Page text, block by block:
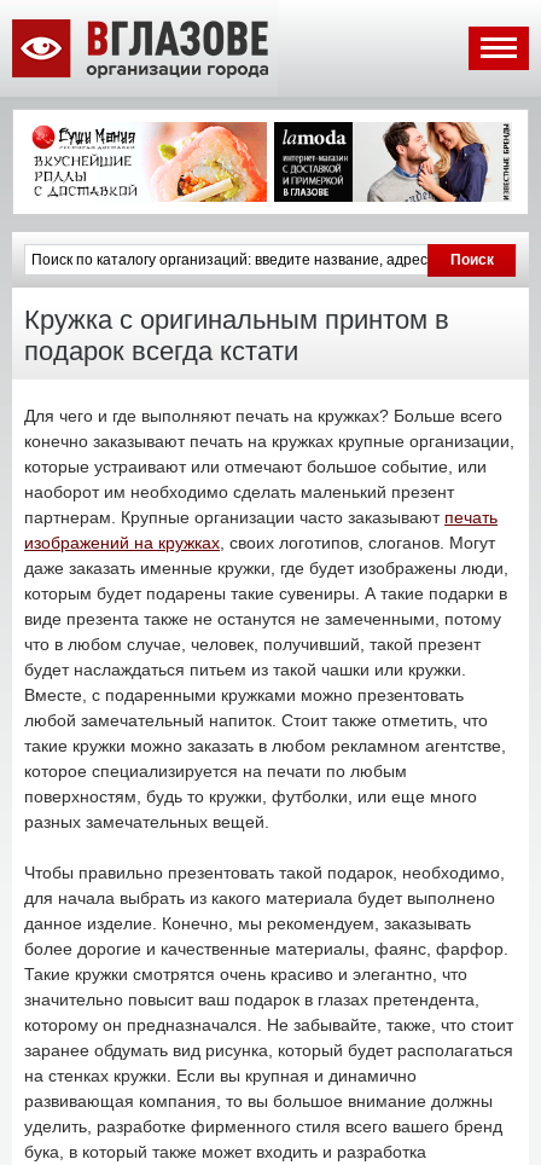
Кружка с оригинальным принтом в
подарок всегда кстати
Для чего и где выполняют печать на кружках? Больше всего
конечно заказывают печать на кружках крупные организации,
которые устраивают или отмечают большое событие, или
наоборот им необходимо сделать маленький презент
партнерам. Крупные организации часто заказывают печать
изображений на кружках , своих логотипов, слоганов. Могут
даже заказать именные кружки, где будет изображены люди,
которым будет подарены такие сувениры. А такие подарки в
виде презента также не останутся не замеченными, потому
что в любом случае, человек, получивший, такой презент
будет наслаждаться питьем из такой чашки или кружки.
Вместе, с подаренными кружками можно презентовать
любой замечательный напиток. Стоит также отметить, что
такие кружки можно заказать в любом рекламном агентстве,
которое специализируется на печати по любым
поверхностям, будь то кружки, футболки, или еще много
разных замечательных вещей.
Чтобы правильно презентовать такой подарок, необходимо,
для начала выбрать из какого материала будет выполнено
данное изделие. Конечно, мы рекомендуем, заказывать
более дорогие и качественные материалы, фаянс, фарфор.
Такие кружки смотрятся очень красиво и элегантно, что
значительно повысит ваш подарок в глазах претендента,
которому он предназначался. Не забывайте, также, что стоит
заранее обдумать вид рисунка, который будет располагаться
на стенках кружки. Если вы крупная и динамично
развивающая компания, то вы большое внимание должны
уделить, разработке фирменного стиля всего вашего бренд
бука, в который также может входить и разработка